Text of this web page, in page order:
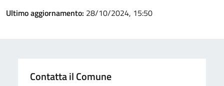
Ultimo aggiornamento: 28/10/2024, 15:50
Contatta il Comune